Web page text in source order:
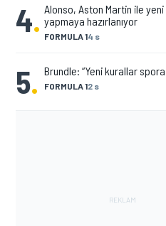
4. FORMULA 14 s
Alonso, Aston Martin ile
yapmaya hazırlanıyor
5. FORMULA 12 s
Brundle: “Yeni kurallar